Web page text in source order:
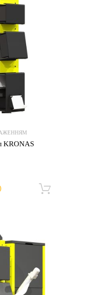
KRONAS